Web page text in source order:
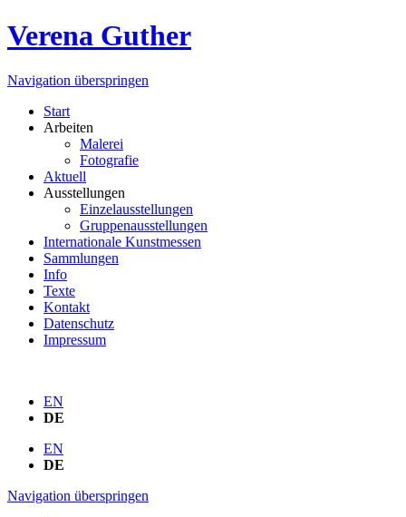
Verena Guther
Navigation überspringen
Start
Arbeiten
Malerei
Fotografie
Aktuell
Ausstellungen
Einzelausstellungen
Gruppenausstellungen
Internationale Kunstmessen
Sammlungen
Info
Texte
Kontakt
Datenschutz
Impressum
EN
DE
EN
DE
Navigation überspringen